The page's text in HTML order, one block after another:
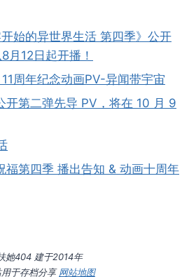
始的异世界生活 第四季》公开
月12日起开播！
周年纪念动画PV-异闻带宇宙
开第二弹先导 PV，将在 10 月 9
福第四季 播出告知 & 动画十周年
她404 建于2014年
用于存档分享网站地图